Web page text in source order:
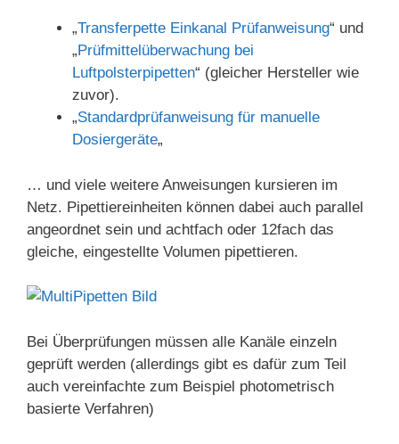
„Transferpette Einkanal Prüfanweisung“ und
„Prüfmittelüberwachung bei
Luftpolsterpipetten“ (gleicher Hersteller wie
zuvor).
„Standardprüfanweisung für manuelle
Dosiergeräte„
… und viele weitere Anweisungen kursieren im
Netz. Pipettiereinheiten können dabei auch parallel
angeordnet sein und achtfach oder 12fach das
gleiche, eingestellte Volumen pipettieren.
Bei Überprüfungen müssen alle Kanäle einzeln
geprüft werden (allerdings gibt es dafür zum Teil
auch vereinfachte zum Beispiel photometrisch
basierte Verfahren)